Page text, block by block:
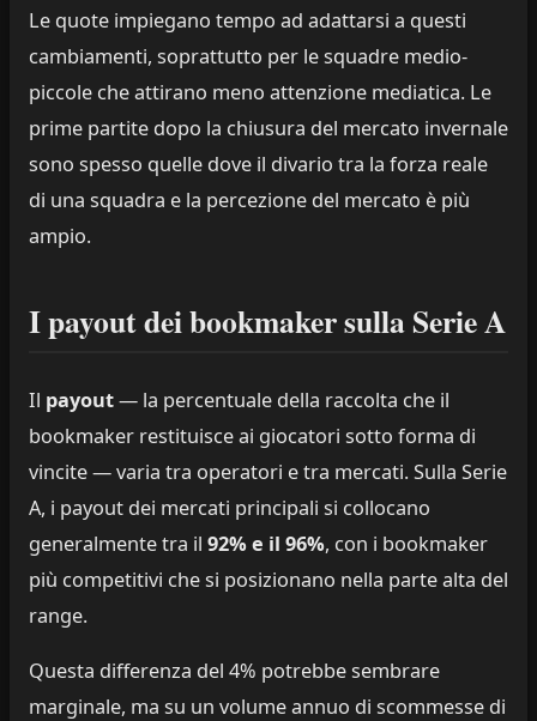
Le quote impiegano tempo ad adattarsi a questi
cambiamenti, soprattutto per le squadre medio-
piccole che attirano meno attenzione mediatica. Le
prime partite dopo la chiusura del mercato invernale
sono spesso quelle dove il divario tra la forza reale
di una squadra e la percezione del mercato è più
ampio.
I payout dei bookmaker sulla Serie A
Il payout— la percentuale della raccolta che il
bookmaker restituisce ai giocatori sotto forma di
vincite — varia tra operatori e tra mercati. Sulla Serie
A, i payout dei mercati principali si collocano
generalmente tra il 92% e il 96%, con i bookmaker
più competitivi che si posizionano nella parte alta del
range.
Questa differenza del 4% potrebbe sembrare
marginale, ma su un volume annuo di scommesse di